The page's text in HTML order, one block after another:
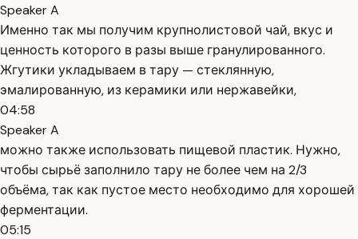
Speaker A
Именно так мы получим крупнолистовой чай, вкус и
ценность которого в разы выше гранулированного.
Жгутики укладываем в тару — стеклянную,
эмалированную, из керамики или нержавейки,
04:58
Speaker A
можно также использовать пищевой пластик. Нужно,
чтобы сырьё заполнило тару не более чем на 2/3
объёма, так как пустое место необходимо для хорошей
ферментации.
05:15